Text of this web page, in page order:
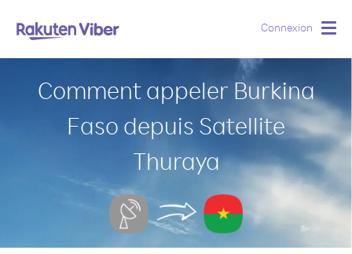
Connexion
Comment appeler Burkina
Faso depuis Satellite
Thuraya